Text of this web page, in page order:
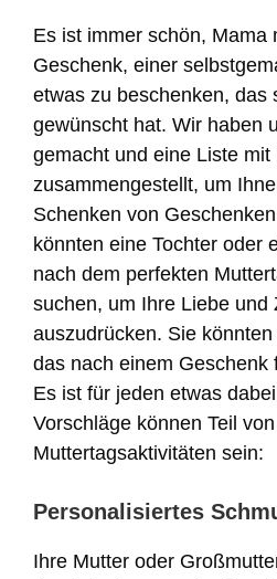
Es ist immer schön, Mama
Geschenk, einer
etwas zu beschenken, das
gewünscht hat. Wir haben
gemacht und eine Liste mit
zusammengestellt, um
Schenken von
könnten eine Tochter oder
nach dem perfekten
suchen, um Ihre Liebe und
auszudrücken. Sie
das nach einem Geschenk
Es ist für jeden etwas
Vorschläge können Teil
Muttertagsaktivitäten sein:
Personalisiertes
Ihre Mutter oder